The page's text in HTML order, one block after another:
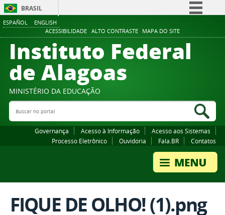
ESPAÑOL ENGLISH
ACESSIBILIDADE ALTO CONTRASTE MAPA DO SITE
BRASIL
Comunica BR
Participe
Canais
Instituto Federal
de Alagoas
MINISTÉRIO DA EDUCAÇÃO
Buscar no portal
Governança Acesso à Informação
Acesso aos Sistemas
Processo Eletrônico
Ouvidoria Fala.BR Contatos
FIQUE DE OLHO! (1).png